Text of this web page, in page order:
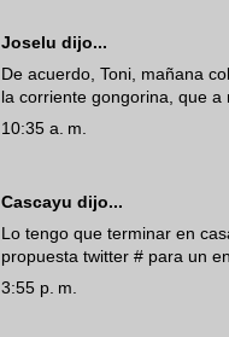
Joselu dijo...
De acuerdo, Toni, mañana
la corriente gongorina, que a
10:35 a. m.
Cascayu dijo...
Lo tengo que terminar en
propuesta twitter # para un
3:55 p. m.